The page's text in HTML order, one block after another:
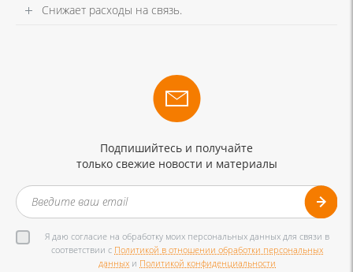
Снижает расходы на связь.
Подпишийтесь и получайте
только свежие новости и материалы
Я даю согласие на обработку моих персональных данных для связи в
соответствии с Политикой в отношении обработки персональных
данных и Политикой конфиденциальности